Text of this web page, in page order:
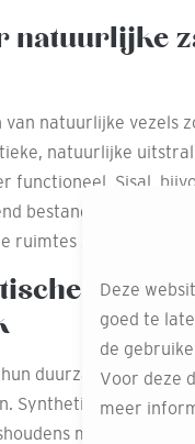
natuurlijke
natuurlijke vezels
natuurlijke
functioneel. Sisal,
bestand is tegen
zoals de hal.
vezels
duurzaamheid,
Synthetische tapijten
met kinderen
Deze
goed te
de
Voor deze
meer